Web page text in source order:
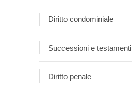
Diritto condominiale
Successioni e testamenti
Diritto penale